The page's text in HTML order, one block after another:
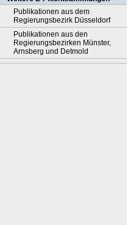
Publikationen aus dem
Regierungsbezirk Düsseldorf
Publikationen aus den
Regierungsbezirken Münster,
Arnsberg und Detmold